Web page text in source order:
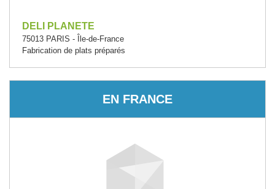
DELI PLANETE
75013 PARIS - Île-de-France
Fabrication de plats préparés
EN FRANCE